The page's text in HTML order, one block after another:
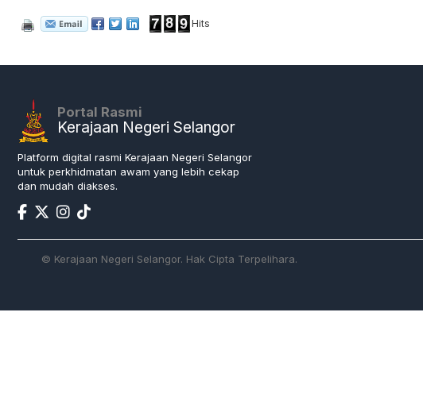
Hits
Portal Rasmi
Kerajaan Negeri Selangor
Platform digital rasmi Kerajaan Negeri Selangor
untuk perkhidmatan awam yang lebih cekap
dan mudah diakses.
© Kerajaan Negeri Selangor. Hak Cipta Terpelihara.